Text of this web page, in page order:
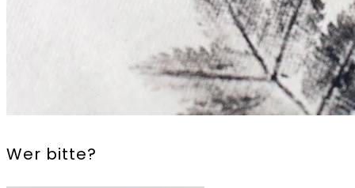
Wer bitte?